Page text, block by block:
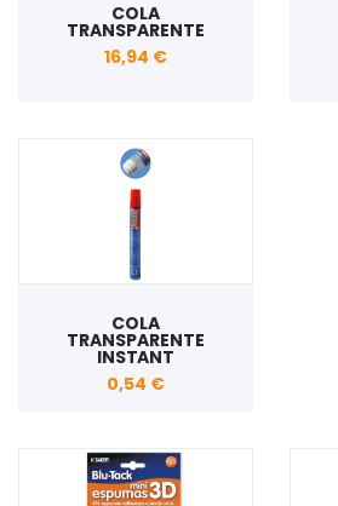
COLA
TRANSPARENTE
16,94 €
COLA
TRANSPARENTE
INSTANT
0,54 €